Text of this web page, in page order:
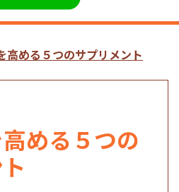
高める５つのサプリメント
める５つの